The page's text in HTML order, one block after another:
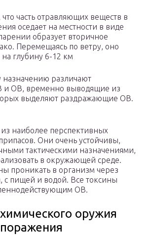
часть отравляющих веществ в
оседает на местности в виде
образует вторичное
Перемещаясь по ветру, оно
на глубину 6-12 км
назначению различают
и ОВ, временно выводящие из
выделяют раздражающие ОВ.
наиболее перспективных
Они очень устойчивы,
тактическими назначениями,
в окружающей среде.
проникать в организм через
с пищей и водой. Все токсины
ОВ.
оружия